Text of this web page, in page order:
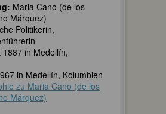
Maria Cano (de los
Márquez)
Politikerin,
1887 in Medellín,
in Medellín, Kolumbien
zu Maria Cano (de los
Márquez)